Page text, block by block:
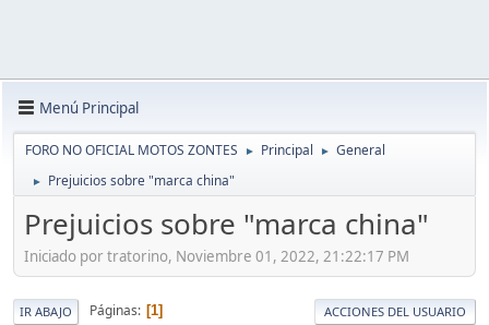
Menú Principal
FORO NO OFICIAL MOTOS ZONTES ► Principal ► General
► Prejuicios sobre "marca china"
Prejuicios sobre "marca china"
Iniciado por tratorino, Noviembre 01, 2022, 21:22:17 PM
IR ABAJO Páginas 1 ACCIONES DEL USUARIO